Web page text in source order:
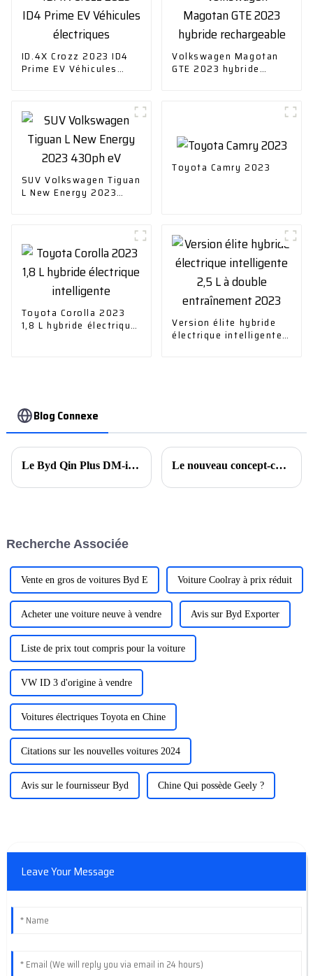
ID.4X Crozz 2023 ID4
Prime EV Véhicules
Volkswagen Magotan
GTE 2023 hybride
SUV Volkswagen Tiguan
L New Energy 2023
Toyota Camry 2023
Toyota Corolla 2023
1,8 L hybride électrique
Version élite hybride
électrique intelligente
Blog Connexe
Le Byd Qin Plus DM-i s'est récemment vendu à 7 852 unités en une seule semaine, juste derrière le Model Y de Tesla Le nouveau concept-car de Cadillac explore l'avenir des voitures de performance zéro émission en hommage au 20e anniversaire de la série V
Recherche Associée
Vente en gros de voitures Byd E Voiture Coolray à prix réduit
Acheter une voiture neuve à vendre Avis sur Byd Exporter
Liste de prix tout compris pour la voiture
VW ID 3 d'origine à vendre
Voitures électriques Toyota en Chine
Citations sur les nouvelles voitures 2024
Avis sur le fournisseur Byd Chine Qui possède Geely ?
Leave Your Message